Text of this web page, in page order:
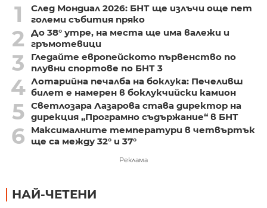
1
След Мондиал 2026: БНТ ще излъчи още пет
големи събития пряко
2
До 38° утре, на места ще има валежи и
гръмотевици
3
Гледайте европейското първенство по
плувни спортове по БНТ 3
4 Лотарийна печалба на боклука: Печеливш
билет е намерен в боклукчийски камион
5 Светлозара Лазарова става директор на
дирекция „Програмно съдържание“ в БНТ
6
Максималните температури в четвъртък
ще са между 32° и 37°
Реклама
НАЙ-ЧЕТЕНИ